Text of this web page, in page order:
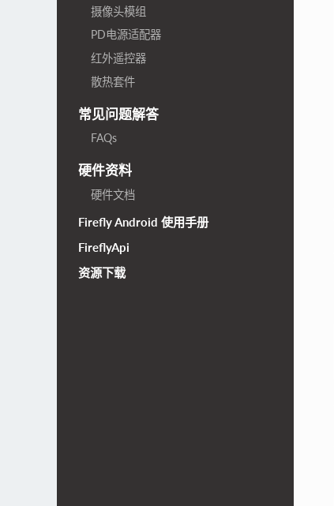
摄像头模组
PD电源适配器
红外遥控器
散热套件
常见问题解答
FAQs
硬件资料
硬件文档
Firefly Android 使用手册
FireflyApi
资源下载